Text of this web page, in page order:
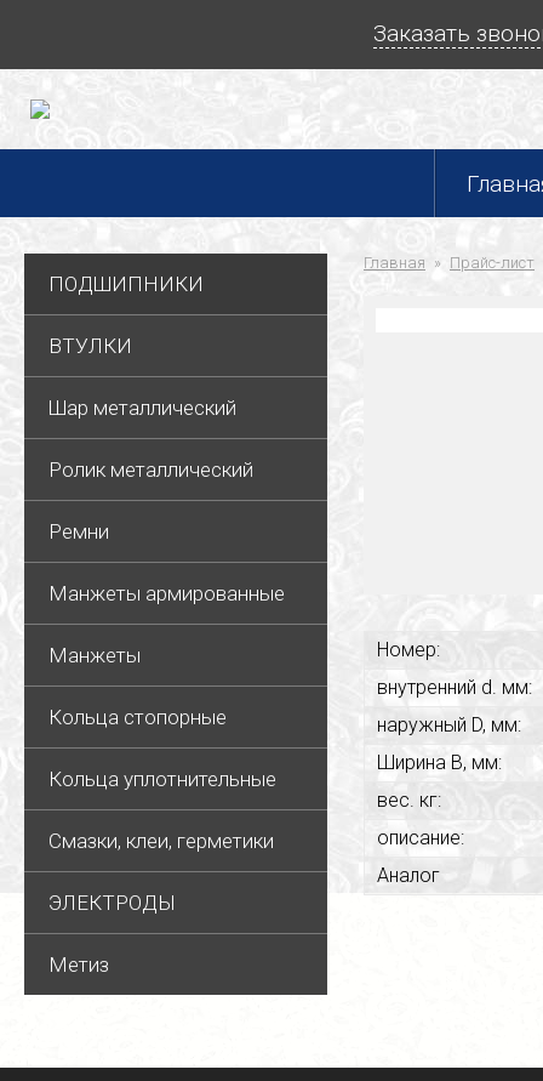
Заказать
ПОДШИПНИКИ
ВТУЛКИ
Шар металлический
Ролик металлический
Ремни
Манжеты армированные
Манжеты
Кольца стопорные
Кольца уплотнительные
Смазки, клеи, герметики
ЭЛЕКТРОДЫ
Метиз
Главная Прайс-лист
Номер:
внутренний d. мм:
наружный D, мм:
Ширина В, мм:
вес. кг:
описание:
Аналог